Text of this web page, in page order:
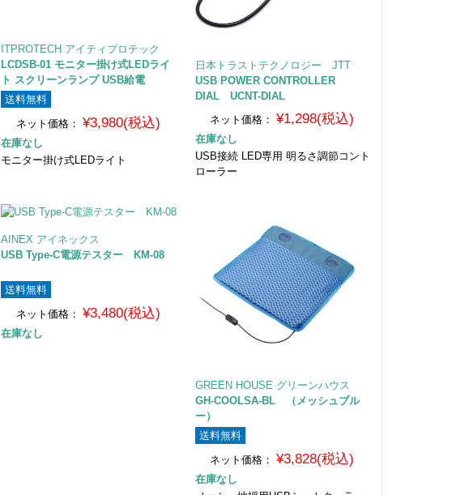
ITPROTECH アイティプロテック
LCDSB-01 モニター掛け式LEDライ
ト スクリーンランプ USB給電
送料無料
ネット価格：
¥3,980(税込)
在庫なし
モニター掛け式LEDライト
日本トラストテクノロジー JTT
USB POWER CONTROLLER
DIAL UCNT-DIAL
ネット価格：
¥1,298(税込)
在庫なし
USB接続 LED専用 明るさ調節コント
ローラー
AINEX アイネックス
USB Type-C電源テスター KM-08
送料無料
ネット価格：
¥3,480(税込)
在庫なし
GREEN HOUSE グリーンハウス
GH-COOLSA-BL （メッシュブル
ー）
送料無料
ネット価格：
¥3,828(税込)
在庫なし